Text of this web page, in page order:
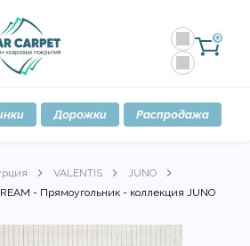
0
Дорожки Распродажа
VALENTIS
JUNO
- Прямоугольник - коллекция JUNO